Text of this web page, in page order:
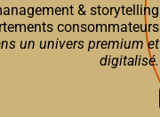
& storytelling
consommateurs
un univers premium et
digitalisé.